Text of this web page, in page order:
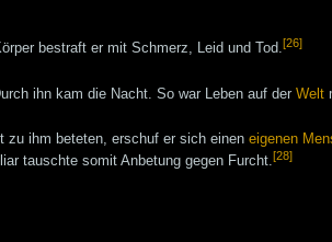
bestraft er mit Schmerz, Leid und Tod.[26]
ihn kam die Nacht. So war Leben auf der Welt
zu ihm beteten, erschuf er sich einen eigenen
tauschte somit Anbetung gegen Furcht.[28]